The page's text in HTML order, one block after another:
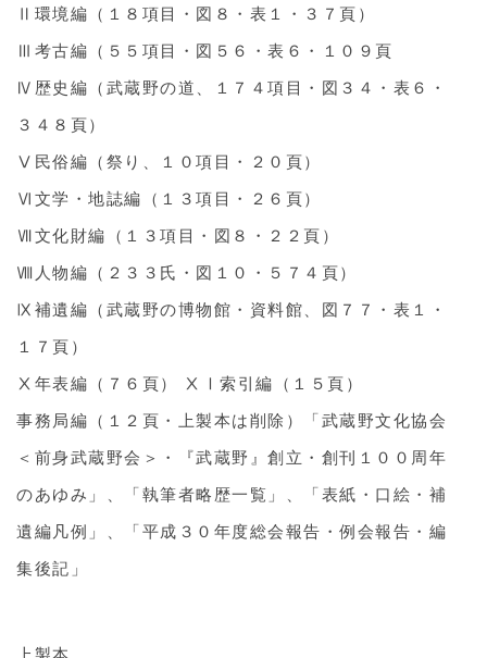
Ⅱ環境編（１８項目・図８・表１・３７頁）
Ⅲ考古編（５５項目・図５６・表６・１０９頁
Ⅳ歴史編（武蔵野の道、１７４項目・図３４・表６・
３４８頁）
Ⅴ民俗編（祭り、１０項目・２０頁）
Ⅵ文学・地誌編（１３項目・２６頁）
Ⅶ文化財編（１３項目・図８・２２頁）
Ⅷ人物編（２３３氏・図１０・５７４頁）
Ⅸ補遺編（武蔵野の博物館・資料館、図７７・表１・
１７頁）
Ⅹ年表編（７６頁） ⅩⅠ索引編（１５頁）
事務局編（１２頁・上製本は削除）「武蔵野文化協会
＜前身武蔵野会＞・『武蔵野』創立・創刊１００周年
のあゆみ」、「執筆者略歴一覧」、「表紙・口絵・補
遺編凡例」、「平成３０年度総会報告・例会報告・編
集後記」
上製本